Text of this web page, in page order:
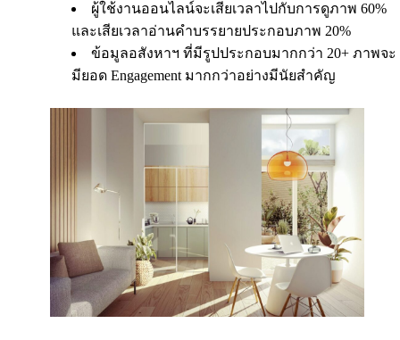
ผู้ใช้งานออนไลน์จะเสียเวลาไปกับการดูภาพ 60%
และเสียเวลาอ่านคำบรรยายประกอบภาพ 20%
ข้อมูลอสังหาฯ ที่มีรูปประกอบมากกว่า 20+ ภาพจะ
มียอด Engagement มากกว่าอย่างมีนัยสำคัญ